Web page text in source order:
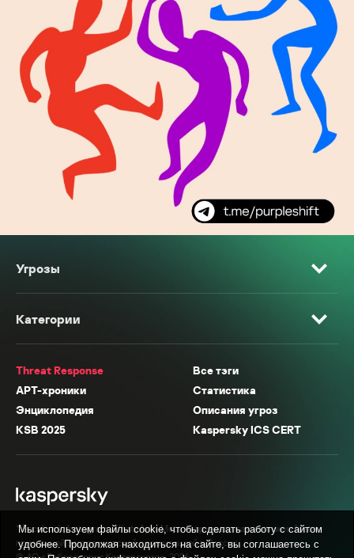
Угрозы
Категории
Threat Response
Все тэги
APT-хроники
Статистика
Энциклопедия
Описания угроз
KSB 2025
Kaspersky ICS CERT
* Facebook, Instagram, WhatsApp, Meta AI принадлежат компании Meta,
признанной экстремистской организацией в России.
Мы используем файлы cookie, чтобы сделать работу с сайтом
удобнее. Продолжая находиться на сайте, вы соглашаетесь с